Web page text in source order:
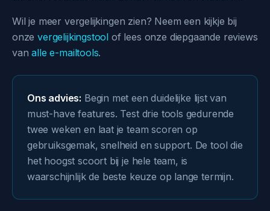
Wil je meer vergelijkingen zien? Neem een kijkje bij
onzevergelijkingstool of lees onze diepgaande reviews
vanalle e-mailtools.
Ons advies: Begin met een duidelijke lijst van
must-have features. Test drie tools gedurende
twee weken en laat je team scoren op
gebruiksgemak, snelheid en support. De tool die
het hoogst scoort bij je hele team, is
waarschijnlijk de beste keuze op lange termijn.